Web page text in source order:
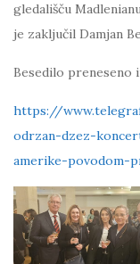
gledališču
je zaključil Damjan
Besedilo preneseno
https://
odrzan-dzez-
amerike-povodom-